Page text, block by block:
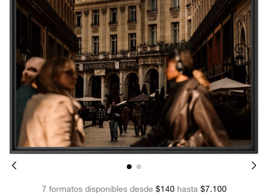
7 formatos disponibles desde $140hasta $7.100